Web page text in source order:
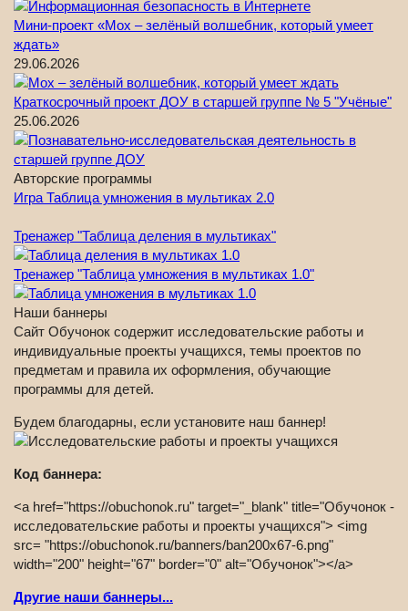
Мини-проект «Мох – зелёный волшебник, который умеет
ждать»
29.06.2026
Краткосрочный проект ДОУ в старшей группе № 5 "Учёные"
25.06.2026
Авторские программы
Игра Таблица умножения в мультиках 2.0
Тренажер "Таблица деления в мультиках"
Тренажер "Таблица умножения в мультиках 1.0"
Наши баннеры
Сайт Обучонок содержит исследовательские работы и
индивидуальные проекты учащихся, темы проектов по
предметам и правила их оформления, обучающие
программы для детей.
Будем благодарны, если установите наш баннер!
Код баннера:
<a href="https://obuchonok.ru" target="_blank" title="Обучонок -
исследовательские работы и проекты учащихся"> <img
src= "https://obuchonok.ru/banners/ban200x67-6.png"
width="200" height="67" border="0" alt="Обучонок"></a>
Другие наши баннеры...